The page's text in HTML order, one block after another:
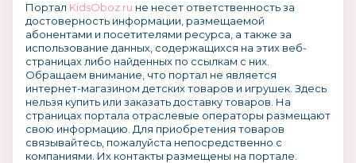
Портал KidsOboz.ru не несет ответственность за
достоверность информации, размещаемой
абонентами и посетителями ресурса, а также за
использование данных, содержащихся на этих веб-
страницах либо найденных по ссылкам с них.
Обращаем внимание, что портал не является
интернет-магазином детских товаров и игрушек. Здесь
нельзя купить или заказать доставку товаров. На
страницах портала отраслевые операторы размещают
свою информацию. Для приобретения товаров
связывайтесь, пожалуйста непосредственно с
компаниями. Их контакты размещены на портале.